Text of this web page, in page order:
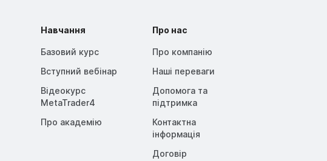
Навчання
Базовий курс
Вступний вебінар
Відеокурс
MetaTrader4
Про академію
Про нас
Про компанію
Наші переваги
Допомога та
підтримка
Контактна
інформація
Договір